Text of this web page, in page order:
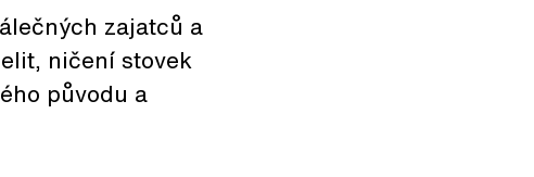
zajatců a
ničení stovek
původu a